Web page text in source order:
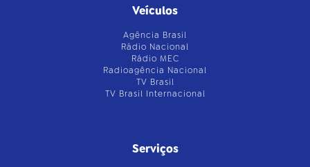
Veículos
Agência Brasil
Rádio Nacional
Rádio MEC
Radioagência Nacional
TV Brasil
TV Brasil Internacional
Serviços